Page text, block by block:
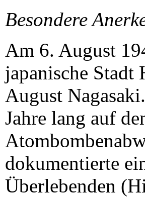
Besondere
Am 6. August
japanische Stadt
August
Jahre lang auf
dokumentierte
Überlebenden